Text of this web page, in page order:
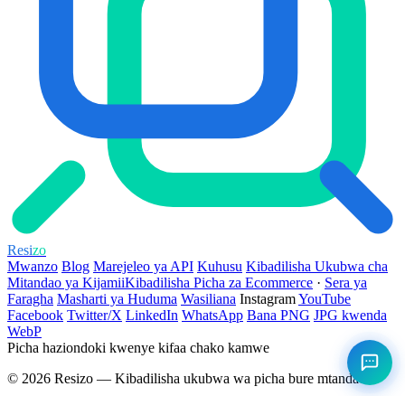
Resizo
Mwanzo Blog Marejeleo ya API Kuhusu Kibadilisha Ukubwa cha
Mitandao ya KijamiiKibadilisha Picha za Ecommerce · Sera ya
Faragha Masharti ya Huduma Wasiliana InstagramYouTube
Facebook Twitter/X LinkedIn WhatsApp Bana PNG JPG kwenda
WebP
Picha haziondoki kwenye kifaa chako kamwe
© 2026 Resizo — Kibadilisha ukubwa wa picha bure mtandaoni